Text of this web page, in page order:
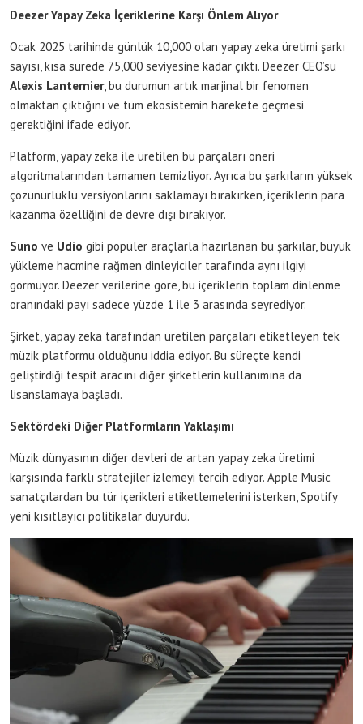
Deezer Yapay Zeka İçeriklerine Karşı Önlem Alıyor
Ocak 2025 tarihinde günlük 10,000 olan yapay zeka üretimi şarkı
sayısı, kısa sürede 75,000 seviyesine kadar çıktı. Deezer CEO’su
Alexis Lanternier, bu durumun artık marjinal bir fenomen
olmaktan çıktığını ve tüm ekosistemin harekete geçmesi
gerektiğini ifade ediyor.
Platform, yapay zeka ile üretilen bu parçaları öneri
algoritmalarından tamamen temizliyor. Ayrıca bu şarkıların yüksek
çözünürlüklü versiyonlarını saklamayı bırakırken, içeriklerin para
kazanma özelliğini de devre dışı bırakıyor.
Suno ve Udio gibi popüler araçlarla hazırlanan bu şarkılar, büyük
yükleme hacmine rağmen dinleyiciler tarafında aynı ilgiyi
görmüyor. Deezer verilerine göre, bu içeriklerin toplam dinlenme
oranındaki payı sadece yüzde 1 ile 3 arasında seyrediyor.
Şirket, yapay zeka tarafından üretilen parçaları etiketleyen tek
müzik platformu olduğunu iddia ediyor. Bu süreçte kendi
geliştirdiği tespit aracını diğer şirketlerin kullanımına da
lisanslamaya başladı.
Sektördeki Diğer Platformların Yaklaşımı
Müzik dünyasının diğer devleri de artan yapay zeka üretimi
karşısında farklı stratejiler izlemeyi tercih ediyor. Apple Music
sanatçılardan bu tür içerikleri etiketlemelerini isterken, Spotify
yeni kısıtlayıcı politikalar duyurdu.